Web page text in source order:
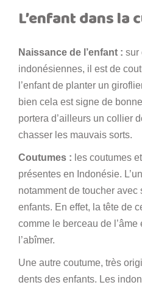
L’enfant dans
Naissance de l’enfant : sur
indonésiennes, il est de
l’enfant de planter un
bien cela est signe de
portera d’ailleurs un collier
chasser les mauvais sorts.
Coutumes : les coutumes
présentes en Indonésie.
notamment de toucher avec
enfants. En effet, la tête de
comme le berceau de
l’abîmer.
Une autre coutume, très
dents des enfants. Les